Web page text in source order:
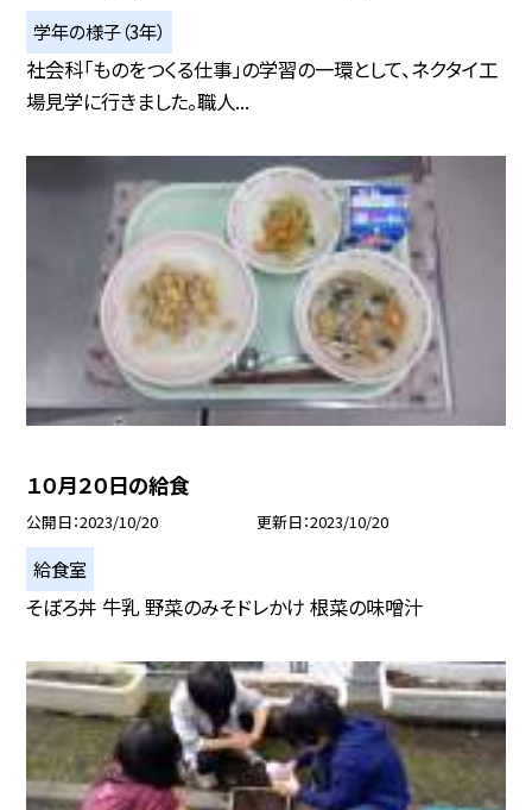
学年の様子（3年）
社会科「ものをつくる仕事」の学習の一環として、ネクタイ工
場見学に行きました。職人...
１０月２０日の給食
公開日 2023/10/20 更新日 2023/10/20
給食室
そぼろ丼 牛乳 野菜のみそドレかけ 根菜の味噌汁